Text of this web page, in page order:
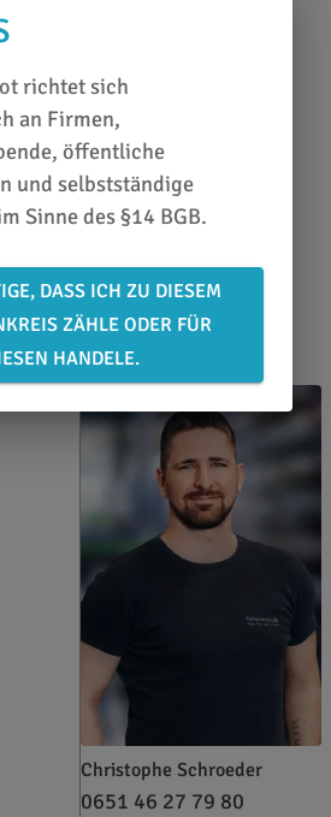
PVC-Banner Fronlit 510 g
bei diesem Material
Christophe Schroeder
0651 46 27 79 80
richtet sich
an Firmen,
öffentliche
und selbstständige
Sinne des §14 BGB.
DASS ICH ZU DIESEM
ZÄHLE ODER FÜR
HANDELE.